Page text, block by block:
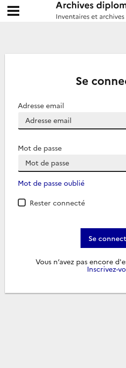
Archives diplomatiques
Ouvrir le menu déroulant
Se
Adresse email
Mot de passe
Mot de passe oublié
Rester connecté
Se
Vous n’avez pas encore
Inscrivez-